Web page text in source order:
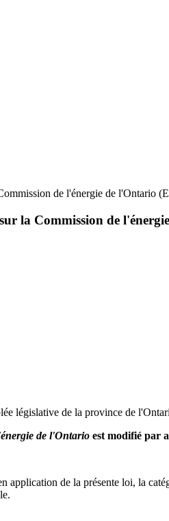
de l'énergie de l'Ontario
la Commission de
législative de la province de
de l'Ontario est modifié par
application de la présente loi, la